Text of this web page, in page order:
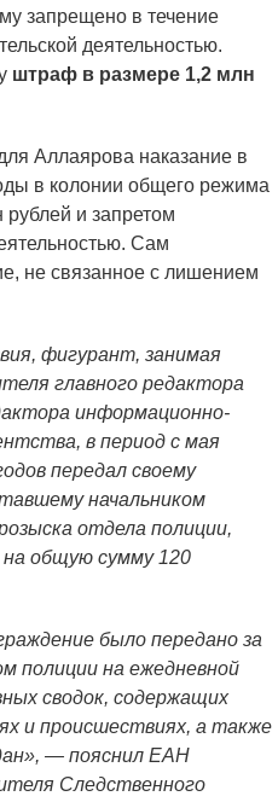
запрещено в течение
деятельностью.
штраф в размере 1,2 млн
Аллаярова наказание в
в колонии общего режима
и запретом
Сам
не связанное с лишением
фигурант, занимая
главного редактора
информационно-
в период с мая
передал своему
начальником
отдела полиции,
на общую сумму 120
было передано за
полиции на ежедневной
сводок, содержащих
и происшествиях, а также
— пояснил ЕАН
Следственного